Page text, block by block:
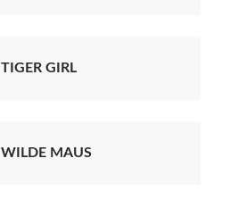
TIGER GIRL
WILDE MAUS